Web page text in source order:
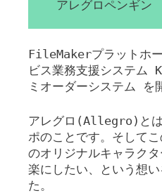
アレグロペンギン
FileMakerプラットホ
ビス業務支援システム
ミオーダーシステム を
アレグロ(Allegro)とは
ポのことです。そして
のオリジナルキャラク
楽にしたい、という想
た。